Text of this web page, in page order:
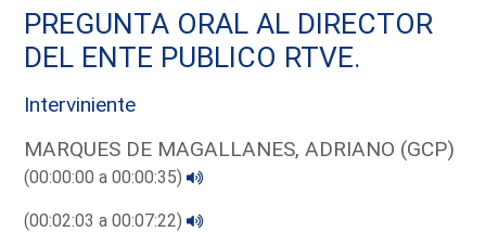
PREGUNTA ORAL AL DIRECTOR
DEL ENTE PUBLICO RTVE.
Interviniente
MARQUES DE MAGALLANES, ADRIANO (GCP)
(00:00:00 a 00:00:35)
(00:02:03 a 00:07:22)